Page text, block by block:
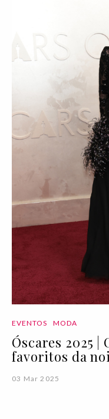
EVENTOS MODA
Óscares 2025 |
favoritos da
03 Mar 2025